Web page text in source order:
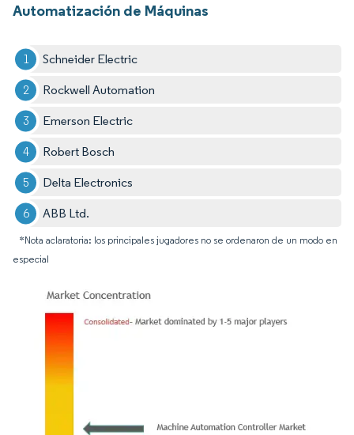
Automatización de Máquinas
Schneider Electric
Rockwell Automation
Emerson Electric
Robert Bosch
Delta Electronics
ABB Ltd.
*Nota aclaratoria: los principales jugadores no se ordenaron de un modo en
especial